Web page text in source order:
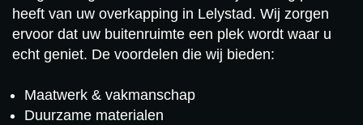
heeft van uw overkapping in Lelystad. Wij zorgen
ervoor dat uw buitenruimte een plek wordt waar u
echt geniet. De voordelen die wij bieden:
Maatwerk & vakmanschap
Duurzame materialen